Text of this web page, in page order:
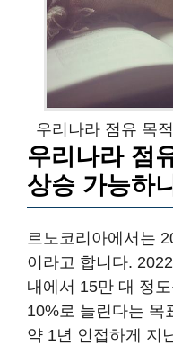
우리나라 점유 목
우리나라 점
상승 가능하
르노코리아에서는
이라고 합니다.
내에서 15만 대 정
10%로 늘린다는 목
약 1년 인접하게 지